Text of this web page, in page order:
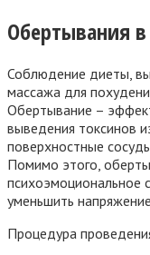
Обертывания
Соблюдение диеты,
массажа для
Обертывание –
выведения токсинов
поверхностные
Помимо этого,
психоэмоциональное
уменьшить
Процедура